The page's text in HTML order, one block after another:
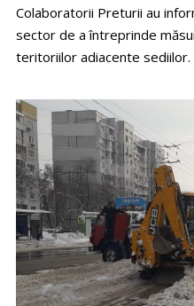
Colaboratorii Preturii au
sector de a întreprinde
teritoriilor adiacente sediilor.